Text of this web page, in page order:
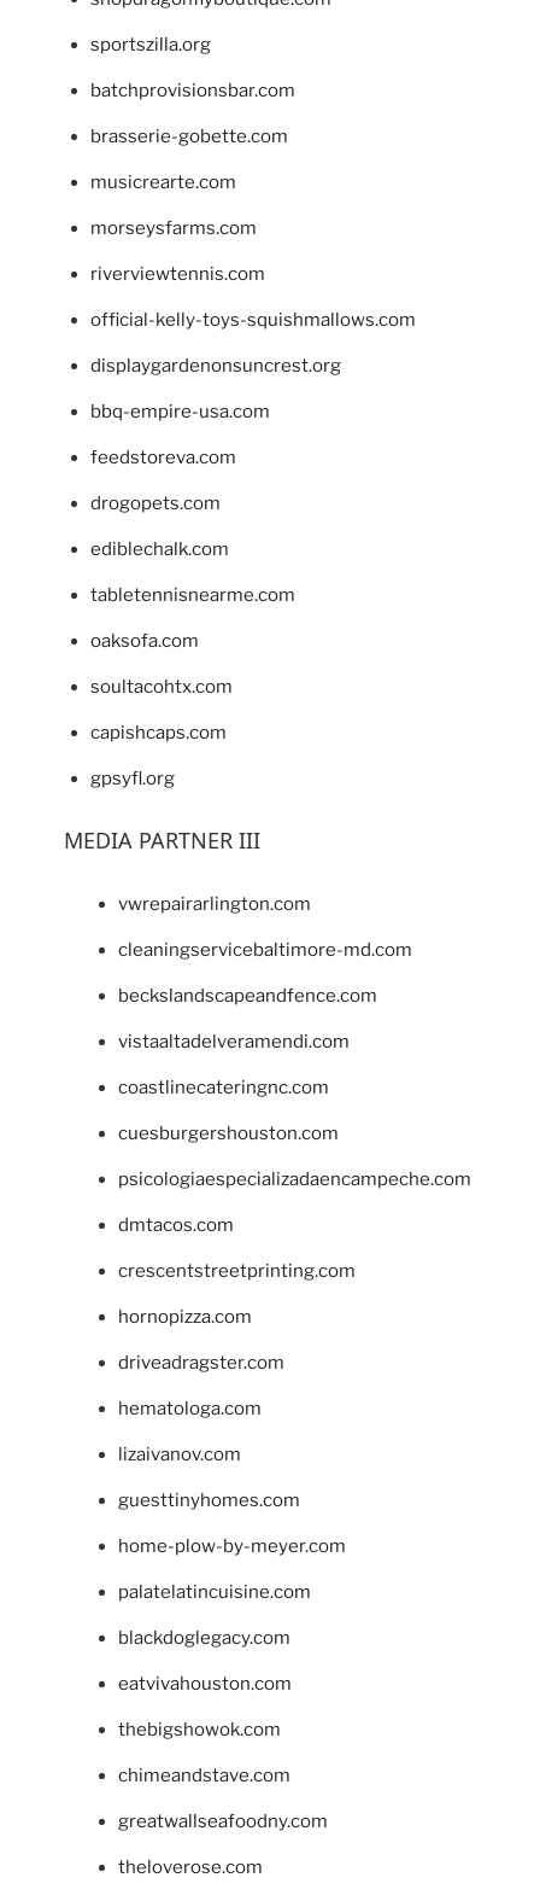
sportszilla.org
batchprovisionsbar.com
brasserie-gobette.com
musicrearte.com
morseysfarms.com
riverviewtennis.com
official-kelly-toys-squishmallows.com
displaygardenonsuncrest.org
bbq-empire-usa.com
feedstoreva.com
drogopets.com
ediblechalk.com
tabletennisnearme.com
oaksofa.com
soultacohtx.com
capishcaps.com
gpsyfl.org
MEDIA PARTNER III
vwrepairarlington.com
cleaningservicebaltimore-md.com
beckslandscapeandfence.com
vistaaltadelveramendi.com
coastlinecateringnc.com
cuesburgershouston.com
psicologiaespecializadaencampeche.com
dmtacos.com
crescentstreetprinting.com
hornopizza.com
driveadragster.com
hematologa.com
lizaivanov.com
guesttinyhomes.com
home-plow-by-meyer.com
palatelatincuisine.com
blackdoglegacy.com
eatvivahouston.com
thebigshowok.com
chimeandstave.com
greatwallseafoodny.com
theloverose.com